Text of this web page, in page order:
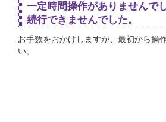
一定時間操作がありませんで
続行できませんでした。
お手数をおかけしますが、最初から操
い。